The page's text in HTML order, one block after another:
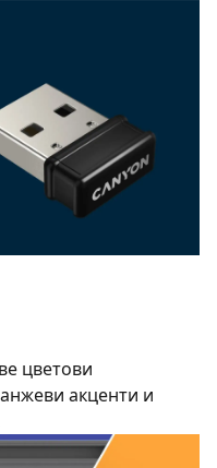
цветови
акценти и